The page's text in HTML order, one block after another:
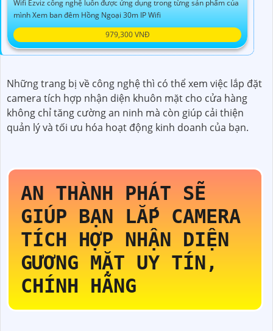
Wifi Ezviz công nghệ luôn được ứng dụng trong từng sản phẩm của
mình Xem ban đêm Hồng Ngoại 30m IP Wifi
979,300 VNĐ
Những trang bị về công nghệ thì có thể xem việc lắp đặt
camera tích hợp nhận diện khuôn mặt cho cửa hàng
không chỉ tăng cường an ninh mà còn giúp cải thiện
quản lý và tối ưu hóa hoạt động kinh doanh của bạn.
AN THÀNH PHÁT SẼ
GIÚP BẠN LẮP CAMERA
TÍCH HỢP NHẬN DIỆN
GƯƠNG MẶT UY TÍN,
CHÍNH HÃNG